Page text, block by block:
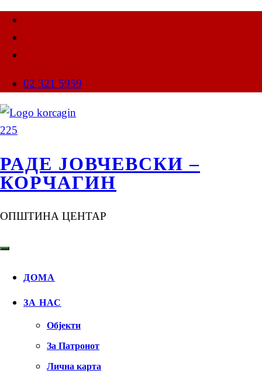
02 321 5959
РАДЕ ЈОВЧЕВСКИ –
КОРЧАГИН
ОПШТИНА ЦЕНТАР
ДОМА
ЗА НАС
Објекти
За Патронот
Лична карта